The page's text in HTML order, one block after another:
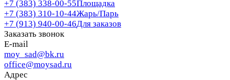
+7 (383) 338-00-55Площадка
+7 (383) 310-10-44Жарь/Парь
+7 (913) 940-00-46Для заказов
Заказать звонок
E-mail
moy_sad@bk.ru
office@moysad.ru
Адрес